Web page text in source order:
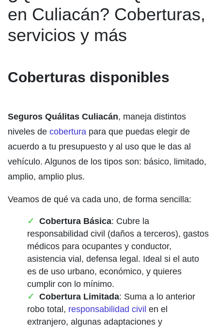
en Culiacán? Coberturas,
servicios y más
Coberturas disponibles
Seguros Quálitas Culiacán, maneja distintos
niveles de cobertura para que puedas elegir de
acuerdo a tu presupuesto y al uso que le das al
vehículo. Algunos de los tipos son: básico, limitado,
amplio, amplio plus.
Veamos de qué va cada uno, de forma sencilla:
Cobertura Básica: Cubre la
responsabilidad civil (daños a terceros), gastos
médicos para ocupantes y conductor,
asistencia vial, defensa legal. Ideal si el auto
es de uso urbano, económico, y quieres
cumplir con lo mínimo.
Cobertura Limitada: Suma a lo anterior
robo total, responsabilidad civil en el
extranjero, algunas adaptaciones y